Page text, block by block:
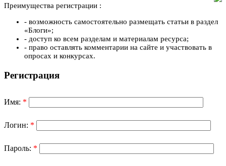
Преимущества регистрации :
- возможность самостоятельно размещать статьи в раздел
«Блоги»;
- доступ ко всем разделам и материалам ресурса;
- право оставлять комментарии на сайте и участвовать в
опросах и конкурсах.
Регистрация
Имя: *
Логин: *
Пароль: *